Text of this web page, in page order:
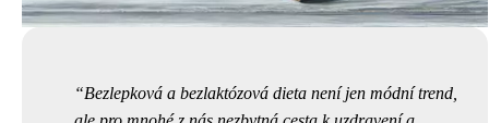
Bezlepková a bezlaktózová dieta není jen módní trend,